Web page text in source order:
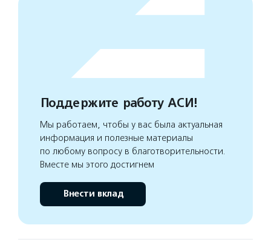
Поддержите работу АСИ!
Мы работаем, чтобы у вас была актуальная
информация и полезные материалы
по любому вопросу в благотворительности.
Вместе мы этого достигнем
Внести вклад